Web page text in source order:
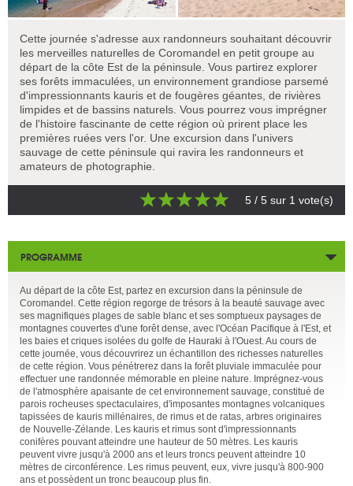
Cette journée s'adresse aux randonneurs souhaitant découvrir
les merveilles naturelles de Coromandel en petit groupe au
départ de la côte Est de la péninsule. Vous partirez explorer
ses forêts immaculées, un environnement grandiose parsemé
d'impressionnants kauris et de fougères géantes, de rivières
limpides et de bassins naturels. Vous pourrez vous imprégner
de l'histoire fascinante de cette région où prirent place les
premières ruées vers l'or. Une excursion dans l'univers
sauvage de cette péninsule qui ravira les randonneurs et
amateurs de photographie.
5 / 5 sur 1 vote(s)
PROGRAMME
Au départ de la côte Est, partez en excursion dans la péninsule de
Coromandel. Cette région regorge de trésors à la beauté sauvage avec
ses magnifiques plages de sable blanc et ses somptueux paysages de
montagnes couvertes d'une forêt dense, avec l'Océan Pacifique à l'Est, et
les baies et criques isolées du golfe de Hauraki à l'Ouest. Au cours de
cette journée, vous découvrirez un échantillon des richesses naturelles
de cette région. Vous pénétrerez dans la forêt pluviale immaculée pour
effectuer une randonnée mémorable en pleine nature. Imprégnez-vous
de l'atmosphère apaisante de cet environnement sauvage, constitué de
parois rocheuses spectaculaires, d'imposantes montagnes volcaniques
tapissées de kauris millénaires, de rimus et de ratas, arbres originaires
de Nouvelle-Zélande. Les kauris et rimus sont d'impressionnants
conifères pouvant atteindre une hauteur de 50 mètres. Les kauris
peuvent vivre jusqu'à 2000 ans et leurs troncs peuvent atteindre 10
mètres de circonférence. Les rimus peuvent, eux, vivre jusqu'à 800-900
ans et possèdent un tronc beaucoup plus fin.